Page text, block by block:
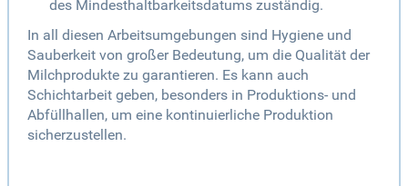
des Mindesthaltbarkeitsdatums zuständig.
In all diesen Arbeitsumgebungen sind Hygiene und
Sauberkeit von großer Bedeutung, um die Qualität der
Milchprodukte zu garantieren. Es kann auch
Schichtarbeit geben, besonders in Produktions- und
Abfüllhallen, um eine kontinuierliche Produktion
sicherzustellen.